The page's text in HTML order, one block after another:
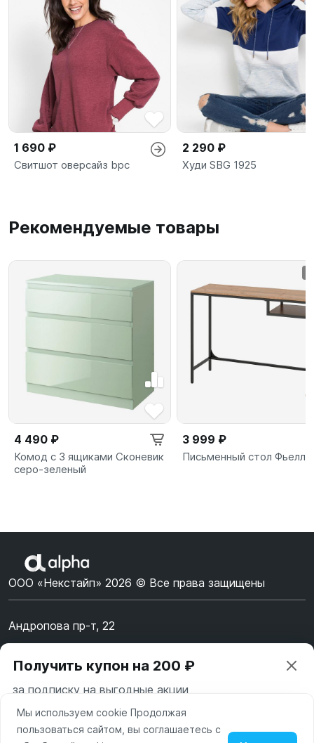
1 690 ₽
Свитшот оверсайз bpc
2 290 ₽
Худи SBG 1925
Рекомендуемые товары
4 490 ₽
Комод с 3 ящиками Сконевик
серо-зеленый
3 999 ₽
Письменный стол
ООО «Некстайп» 2026 © Все права защищены
Андропова пр-т, 22
8 (800) 123-55-44
msk@alpha-demo.ru
Акции
Получить купон на 200 ₽
за подписку на выгодные акции
Ваш город —Москва
Московская область
Мы используем cookie Продолжая
пользоваться сайтом, вы соглашаетесь с